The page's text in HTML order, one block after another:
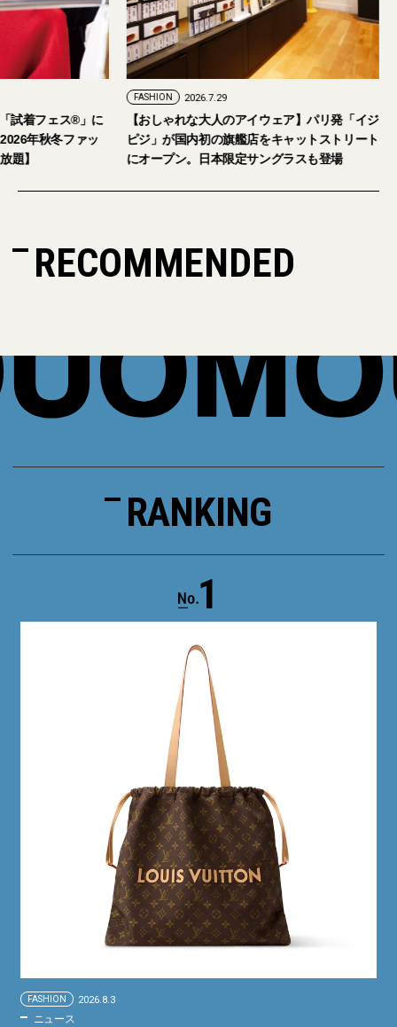
2026年9月5日・6日開催。「試着フェス®︎」に
読者の皆さまをご招待。【2026年秋冬ファッ
ション＆美容アイテム試し放題】
【おしゃれな大人
ピジ」が国内初の
にオープン。日本
RECOMMENDED
RANKING
1
FASHION 2026.8.3
ニュース